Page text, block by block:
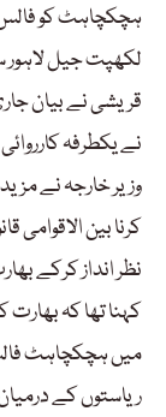
ہچکچاہٹ کو فالس
لکھپت جیل لاہور
نے یکطرفہ
وزیر خارجہ نے
کرنا بین الاقوامی
نظر انداز کرکے
کہنا تھا کہ
میں ہچکچاہٹ
ریاستوں کے